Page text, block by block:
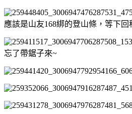
應該是山友168綁的登山條，等下回
忘了帶鋸子來~